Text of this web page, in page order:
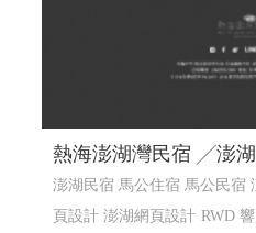
熱海澎湖灣民宿 ╱澎
澎湖民宿 馬公住宿 馬公民宿
頁設計 澎湖網頁設計 RWD